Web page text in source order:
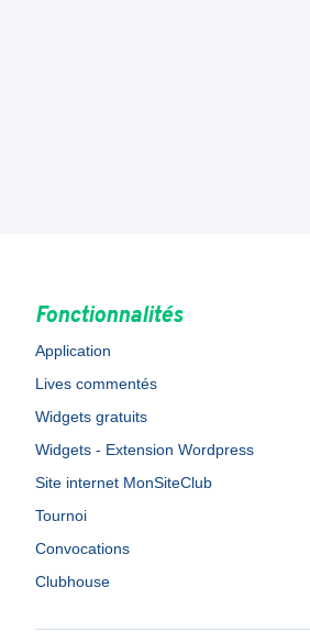
Fonctionnalités
Application
Lives commentés
Widgets gratuits
Widgets - Extension Wordpress
Site internet MonSiteClub
Tournoi
Convocations
Clubhouse